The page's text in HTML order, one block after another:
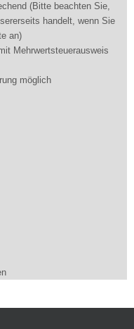
(Bitte beachten Sie,
handelt, wenn Sie
an)
Mehrwertsteuerausweis
möglich